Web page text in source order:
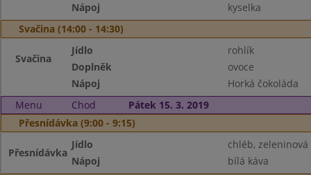
Nápoj
kyselka
Svačina (14:00 - 14:30)
Svačina
Jídlo
rohlík
Doplněk
ovoce
Nápoj
Horká čokoláda
Menu
Chod
Pátek 15. 3. 2019
Přesnídávka (9:00 - 9:15)
Přesnídávka
Jídlo
chléb,
Nápoj
bílá káva